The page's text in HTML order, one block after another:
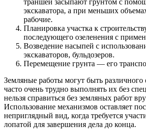
траншеи засыпают грунтом с
экскаватора, а при меньших
рабочие.
Планировка участка к
последующего озеленения с
Возведение насыпей с
экскаваторов, бульдозеров.
Перемещение грунта — его
Земляные работы могут быть различного
часто очень трудно выполнять их без
нельзя справиться без земляных работ
Использование механизмов оставляет
неприглядный вид, когда требуется
лопатой для завершения дела до конца.